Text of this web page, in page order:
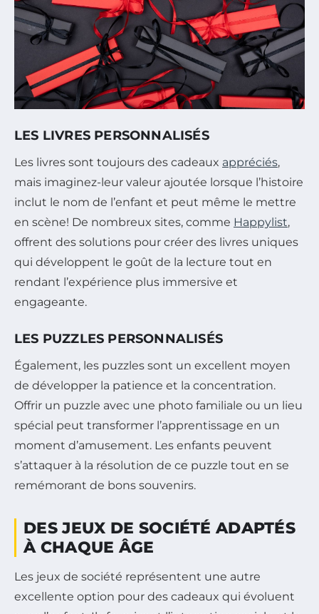
LES LIVRES PERSONNALISÉS
Les livres sont toujours des cadeaux appréciés,
mais imaginez-leur valeur ajoutée lorsque l’histoire
inclut le nom de l’enfant et peut même le mettre
en scène! De nombreux sites, comme Happylist,
offrent des solutions pour créer des livres uniques
qui développent le goût de la lecture tout en
rendant l’expérience plus immersive et
engageante.
LES PUZZLES PERSONNALISÉS
Également, les puzzles sont un excellent moyen
de développer la patience et la concentration.
Offrir un puzzle avec une photo familiale ou un lieu
spécial peut transformer l’apprentissage en un
moment d’amusement. Les enfants peuvent
s’attaquer à la résolution de ce puzzle tout en se
remémorant de bons souvenirs.
DES JEUX DE SOCIÉTÉ ADAPTÉS
À CHAQUE ÂGE
Les jeux de société représentent une autre
excellente option pour des cadeaux qui évoluent